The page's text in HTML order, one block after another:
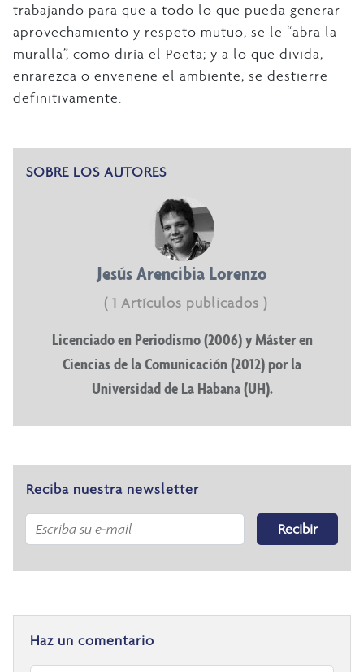
trabajando para que a todo lo que pueda generar
aprovechamiento y respeto mutuo, se le “abra la
muralla”, como diría el Poeta; y a lo que divida,
enrarezca o envenene el ambiente, se destierre
definitivamente.
SOBRE LOS AUTORES
Jesús Arencibia Lorenzo
( 1 Artículos publicados )
Licenciado en Periodismo (2006) y Máster en
Ciencias de la Comunicación (2012) por la
Universidad de La Habana (UH).
Reciba nuestra newsletter
Recibir
Haz un comentario